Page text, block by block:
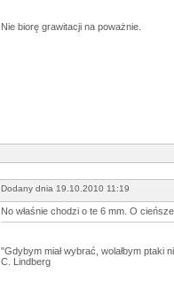
Nie biorę grawitacji na poważnie.
Dodany dnia 19.10.2010 11:19
No właśnie chodzi o te 6 mm. O
"Gdybym miał wybrać, wolałbym ptaki
C. Lindberg